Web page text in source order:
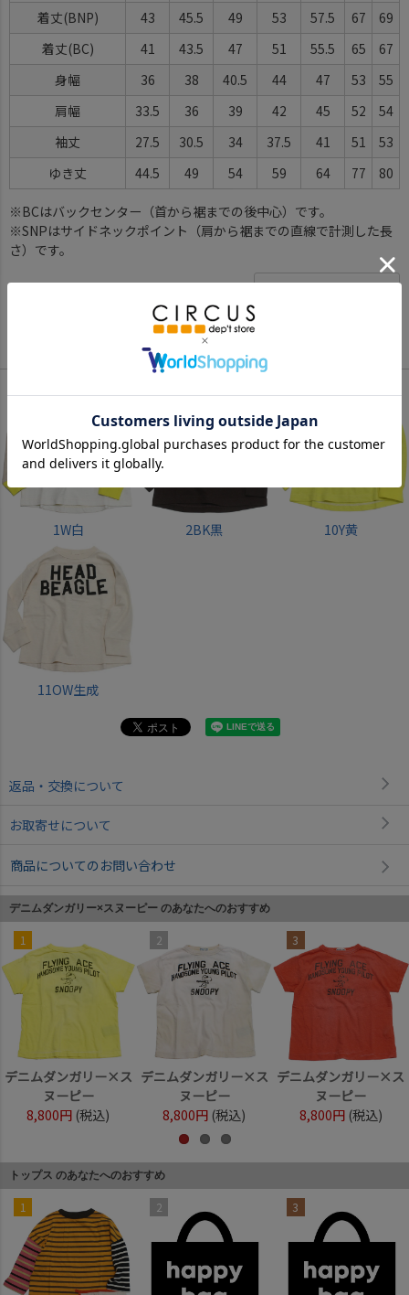
着丈(BNP) 43 45.5 49 53 57.5 67
69
着丈(BC)
41 43.5 47 51 55.5 65
67
身幅
36 38 40.5 44 47 53
55
肩幅
33.5 36 39 42 45 52
54
袖丈
27.5 30.5 34 37.5 41 51
53
ゆき丈
44.5 49 54 59 64 77 80
※BCはバックセンター（首から裾までの後中心）です。
※SNPはサイドネックポイント（肩から裾までの直線で計測した長
さ）です。
1W白 2BK黒 10Y黄
11OW生成
返品・交換について
お取寄せについて
商品についてのお問い合わせ
デニムダンガリー×スヌーピー のあなたへのおすすめ
1
デニムダンガリー×ス
ヌーピー
8,800円 (税込)
2
デニムダンガリー×ス
ヌーピー
8,800円 (税込)
3
デニムダンガリー×ス
ヌーピー
8,800円 (税込)
トップス のあなたへのおすすめ
1 2 3